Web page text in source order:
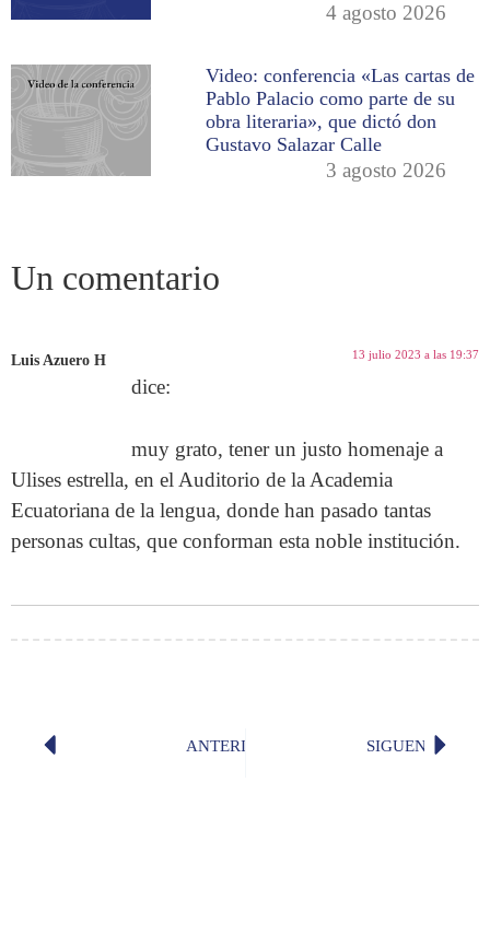
4 agosto 2026
Video: conferencia «Las cartas de
Pablo Palacio como parte de su
obra literaria», que dictó don
Gustavo Salazar Calle
3 agosto 2026
Un comentario
Luis Azuero H
dice:
13 julio 2023 a las 19:37
muy grato, tener un justo homenaje a
Ulises estrella, en el Auditorio de la Academia
Ecuatoriana de la lengua, donde han pasado tantas
personas cultas, que conforman esta noble institución.
ANTERIOR «Impossible dream», microcuento
SIGUENTE